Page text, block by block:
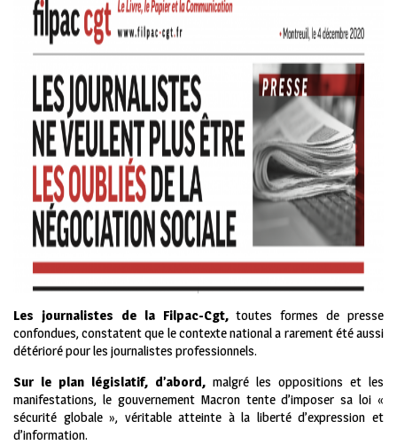
Les journalistes de la Filpac-Cgt,toutes formes de presse
confondues, constatent que le contexte national a rarement été aussi
détérioré pour les journalistes professionnels.
Sur le plan législatif, d’abord, malgré les oppositions et les
manifestations, le gouvernement Macron tente d’imposer sa loi «
sécurité globale », véritable atteinte à la liberté d’expression et
d’information.